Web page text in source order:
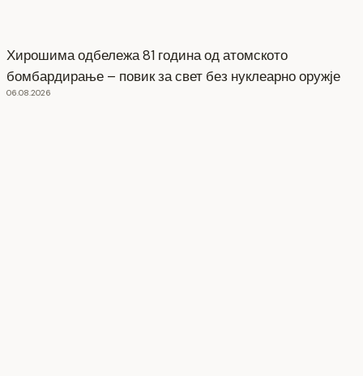
Хирошима одбележа 81 година од атомското
бомбардирање – повик за свет без нуклеарно оружје
06.08.2026